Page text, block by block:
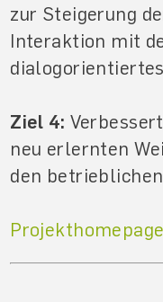
zur Steigerung
Interaktion mit
Ziel 4:
neu erlernten
den
Projekthomepage